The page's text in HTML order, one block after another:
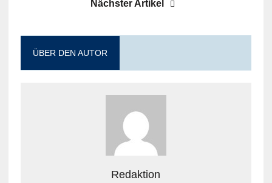
Nächster Artikel
ÜBER DEN AUTOR
Redaktion